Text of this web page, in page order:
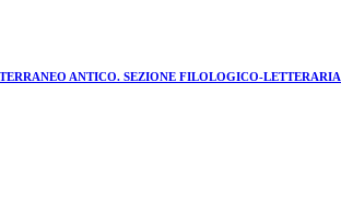
ANTICO. SEZIONE FILOLOGICO-LETTERARIA